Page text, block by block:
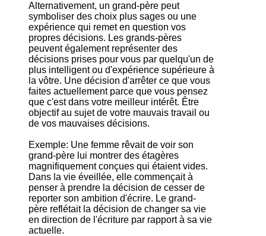
Alternativement, un grand-père peut
symboliser des choix plus sages ou une
expérience qui remet en question vos
propres décisions. Les grands-pères
peuvent également représenter des
décisions prises pour vous par quelqu'un de
plus intelligent ou d'expérience supérieure à
la vôtre. Une décision d'arrêter ce que vous
faites actuellement parce que vous pensez
que c'est dans votre meilleur intérêt. Être
objectif au sujet de votre mauvais travail ou
de vos mauvaises décisions.
Exemple: Une femme rêvait de voir son
grand-père lui montrer des étagères
magnifiquement conçues qui étaient vides.
Dans la vie éveillée, elle commençait à
penser à prendre la décision de cesser de
reporter son ambition d'écrire. Le grand-
père reflétait la décision de changer sa vie
en direction de l'écriture par rapport à sa vie
actuelle.